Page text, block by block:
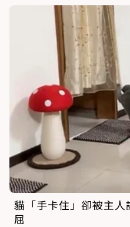
貓「手卡住」卻被主
屈